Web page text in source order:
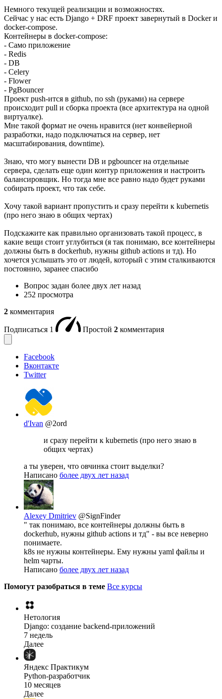
Немного текущей реализации и возможностях.
Сейчас у нас есть Django + DRF проект завернутый в Docker и
docker-compose.
Контейнеры в docker-compose:
- Само приложение
- Redis
- DB
- Celery
- Flower
- PgBouncer
Проект push-ится в github, по ssh (руками) на сервере
происходит pull и сборка проекта (все архитектура на одной
виртуалке).
Мне такой формат не очень нравится (нет конвейерной
разработки, надо подключаться на сервер, нет
масштабирования, downtime).
Знаю, что могу вынести DB и pgbouncer на отдельные
сервера, сделать еще один контур приложения и настроить
балансировщик. Но тогда мне все равно надо будет руками
собирать проект, что так себе.
Хочу такой вариант пропустить и сразу перейти к kubernetis
(про него знаю в общих чертах)
Подскажите как правильно организовать такой процесс, в
какие вещи стоит углубиться (я так понимаю, все контейнеры
должны быть в dockerhub, нужны github actions и тд). Но
хочется услышать это от людей, который с этим сталкиваются
постоянно, заранее спасибо
Вопрос задан более двух лет назад
252 просмотра
2 комментария
Подписаться 1 Простой 2 комментария
Facebook
Вконтакте
Twitter
d'Ivan @2ord
и сразу перейти к kubernetis (про него знаю в
общих чертах)
а ты уверен, что овчинка стоит выделки?
Написано более двух лет назад
Alexey Dmitriev @SignFinder
" так понимаю, все контейнеры должны быть в
dockerhub, нужны github actions и тд" - вы все неверно
понимаете.
k8s не нужны контейнеры. Ему нужны yaml файлы и
helm чарты.
Написано более двух лет назад
Помогут разобраться в теме Все курсы
Нетология
Django: создание backend-приложений
7 недель
Далее
Яндекс Практикум
Python-разработчик
10 месяцев
Далее